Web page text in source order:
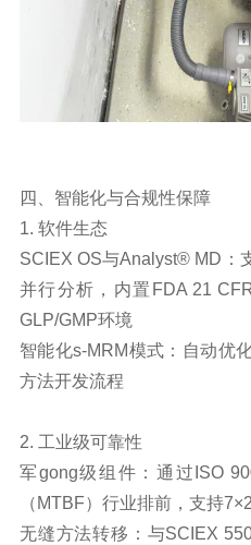
四、智能化与合规性保障
1. 软件生态
SCIEX OS与Analyst® MD：
并行分析，内置FDA 21
GLP/GMP环境
智能化s-MRM模式：自动优
方法开发流程
2. 工业级可靠性
军gong级组件：通过ISO
（MTBF）行业排前，支持
无缝方法转移：与SCIEX